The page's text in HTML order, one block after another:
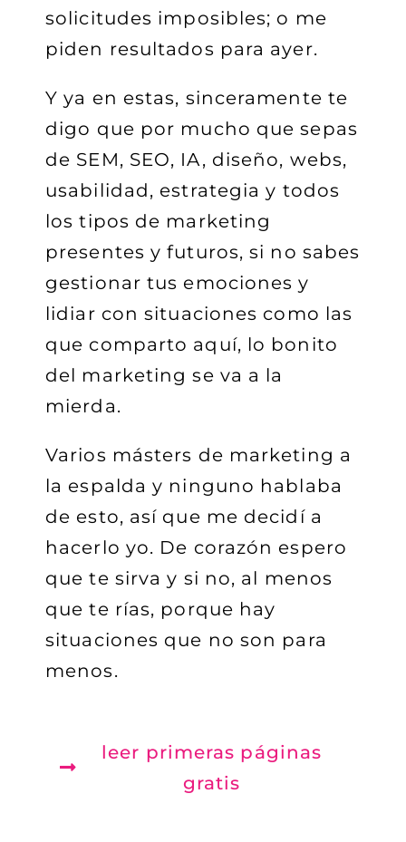
solicitudes imposibles; o me
piden resultados para ayer.
Y ya en estas, sinceramente te
digo que por mucho que sepas
de SEM, SEO, IA, diseño, webs,
usabilidad, estrategia y todos
los tipos de marketing
presentes y futuros, si no sabes
gestionar tus emociones y
lidiar con situaciones como las
que comparto aquí, lo bonito
del marketing se va a la
mierda.
Varios másters de marketing a
la espalda y ninguno hablaba
de esto, así que me decidí a
hacerlo yo. De corazón espero
que te sirva y si no, al menos
que te rías, porque hay
situaciones que no son para
menos.
leer primeras páginas
gratis